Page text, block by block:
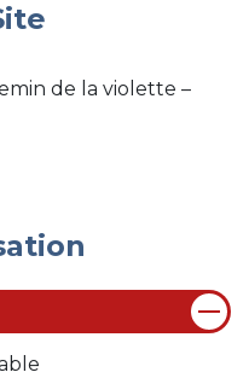
de la violette –